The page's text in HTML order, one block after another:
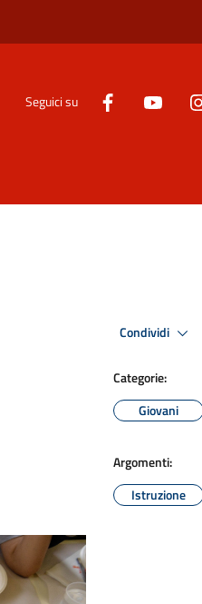
Seguici su
Condividi
Categorie:
Giovani
Argomenti:
Istruzione